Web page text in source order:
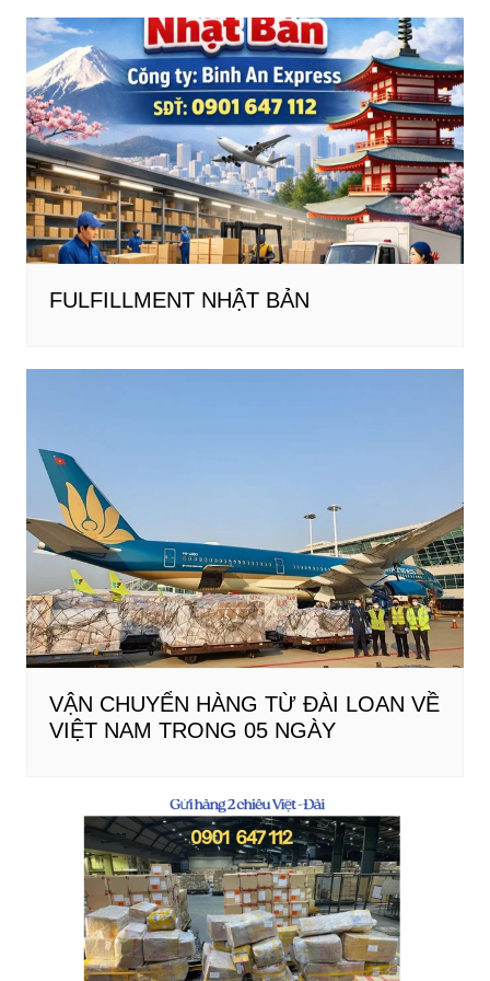
FULFILLMENT NHẬT BẢN
VẬN CHUYỂN HÀNG TỪ ĐÀI LOAN VỀ
VIỆT NAM TRONG 05 NGÀY